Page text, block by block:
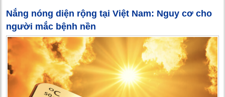
Nắng nóng diện rộng tại Việt Nam: Nguy cơ cho
người mắc bệnh nền